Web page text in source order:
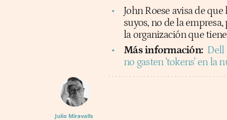
John Roese avisa de
suyos, no de la
la organización que
Más información: Dell
no gasten 'tokens' en la
Julio Miravalls